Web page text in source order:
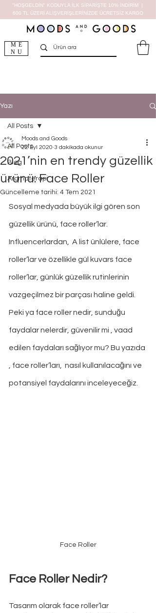
ME
NU
"HOŞGELDİN" KODUYLA İLK SİPARİŞTE 10% İNDİRİM |
600 TL ÜZERİ ALIŞVERİŞLERİNİZDE ÜCRETSİZ KARGO
Yazı
All Posts
Blog
Aromaterapi
All Posts
2021’nin en trendy güzellik
ürünü: Face Roller
Moods and Goods
22 Eyl 2020 3 dakikada okunur
Güncelleme tarihi: 4 Tem 2021
Sosyal medyada büyük ilgi gören son
güzellik ürünü, face roller’lar.
Influencerlardan,  A list ünlülere, face
roller’lar ve özellikle gül kuvars face
roller’lar, günlük güzellik rutinlerinin
vazgeçilmez bir parçası haline geldi.
Peki ya face roller nedir, sunduğu
faydalar nelerdir, güvenilir mi , vaad
edilen faydaları sağlıyor mu? Bu yazıda
, face roller’ları,  nasıl kullanılacağını ve
potansiyel faydalarını inceleyeceğiz.
Face Roller
Face Roller Nedir?
Tasarım olarak face roller’lar